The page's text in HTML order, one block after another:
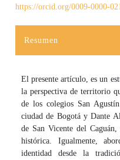
https://orcid.org/0009-0000-
Resumen
El presente artículo, es un
la perspectiva de territorio
de los colegios San
ciudad de Bogotá y Dante
de San Vicente del
histórica. Igualmente,
identidad desde la